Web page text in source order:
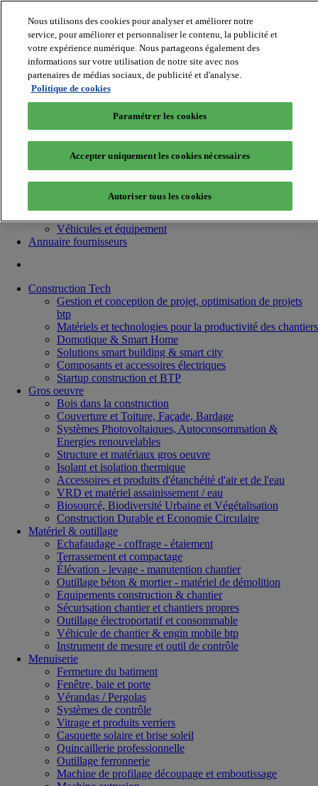
Batiradio
Articles & expertises
Construction Tech, IT, start-up
Gros œuvre, structure et enveloppe
Hors site
Interior et design, aménagement intérieur
Matériel et Outillage
Menuiserie / Fermeture
Véhicules et équipement
Annuaire fournisseurs
Construction Tech
Gestion et conception de projet, optimisation de projets
btp
Matériels et technologies pour la productivité des chantiers
Domotique & Smart Home
Solutions smart building & smart city
Composants et accessoires électriques
Startup construction et BTP
Gros oeuvre
Bois dans la construction
Couverture et Toiture, Façade, Bardage
Systèmes Photovoltaiques, Autoconsommation &
Energies renouvelables
Structure et matériaux gros oeuvre
Isolant et isolation thermique
Accessoires et produits d'étanchéité d'air et de l'eau
VRD et matériel assainissement / eau
Biosourcé, Biodiversité Urbaine et Végétalisation
Construction Durable et Economie Circulaire
Matériel & outillage
Echafaudage - coffrage - étaiement
Terrassement et compactage
Élévation - levage - manutention chantier
Outillage béton & mortier - matériel de démolition
Equipements construction & chantier
Sécurisation chantier et chantiers propres
Outillage électroportatif et consommable
Véhicule de chantier & engin mobile btp
Instrument de mesure et outil de contrôle
Menuiserie
Fermeture du batiment
Fenêtre, baie et porte
Vérandas / Pergolas
Systèmes de contrôle
Vitrage et produits verriers
Casquette solaire et brise soleil
Quincaillerie professionnelle
Outillage ferronnerie
Machine de profilage découpage et emboutissage
Nous utilisons des cookies pour analyser et améliorer notre
service, pour améliorer et personnaliser le contenu, la publicité et
votre expérience numérique. Nous partageons également des
informations sur votre utilisation de notre site avec nos
partenaires de médias sociaux, de publicité et d'analyse.
Politique de cookies
Paramétrer les cookies
Accepter uniquement les cookies nécessaires
Autoriser tous les cookies